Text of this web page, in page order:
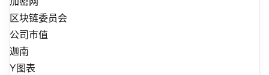
区块链委员会
公司市值
迦南
Y图表